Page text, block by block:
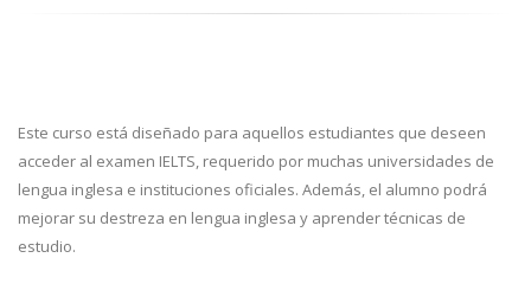
Este curso está diseñado para aquellos estudiantes que deseen
acceder al examen IELTS, requerido por muchas universidades de
lengua inglesa e instituciones oficiales. Además, el alumno podrá
mejorar su destreza en lengua inglesa y aprender técnicas de
estudio.